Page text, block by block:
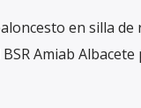
en silla
Amiab